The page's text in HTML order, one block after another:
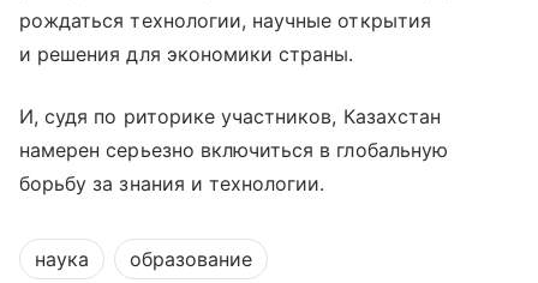
рождаться технологии, научные открытия
и решения для экономики страны.
И, судя по риторике участников, Казахстан
намерен серьезно включиться в глобальную
борьбу за знания и технологии.
наука образование